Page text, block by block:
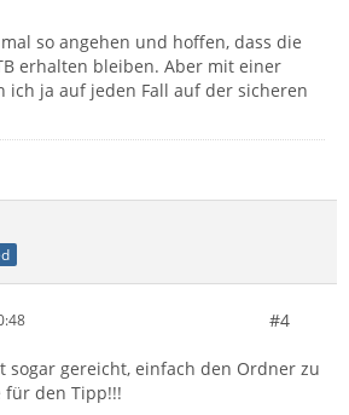
so angehen und hoffen, dass die
erhalten bleiben. Aber mit einer
ich ja auf jeden Fall auf der sicheren
#4
sogar gereicht, einfach den Ordner zu
den Tipp!!!